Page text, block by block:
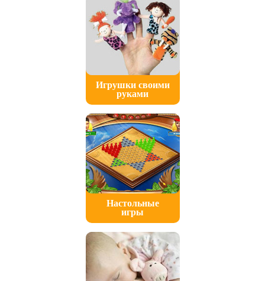
Игрушки своими
руками
Настольные
игры